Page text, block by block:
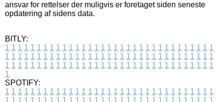
ansvar for rettelser der muligvis er foretaget siden seneste
opdatering af sidens data.
BITLY:
1 1 1 1 1 1 1 1 1 1 1 1 1 1 1 1 1 1 1 1 1 1 1 1 1 1 1 1 1 1 1 1 1
1 1 1 1 1 1 1 1 1 1 1 1 1 1 1 1 1 1 1 1 1 1 1 1 1 1 1 1 1 1 1 1 1
1 1 1 1 1 1 1 1 1 1 1 1 1 1 1 1 1 1 1 1 1 1 1 1 1 1 1 1 1 1 1 1 1
1
SPOTIFY:
1 1 1 1 1 1 1 1 1 1 1 1 1 1 1 1 1 1 1 1 1 1 1 1 1 1 1 1 1 1 1 1 1
1 1 1 1 1 1 1 1 1 1 1 1 1 1 1 1 1 1 1 1 1 1 1 1 1 1 1 1 1 1 1 1 1